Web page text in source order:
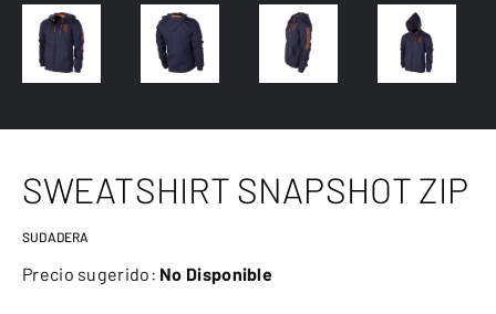
SWEATSHIRT SNAPSHOT ZIP
SUDADERA
Precio sugerido: No Disponible